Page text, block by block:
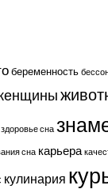
беременность
здоровье сна
сна карьера
кулинария